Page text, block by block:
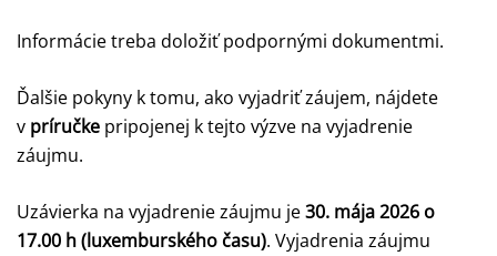
Informácie treba doložiť podpornými dokumentmi.
Ďalšie pokyny k tomu, ako vyjadriť záujem, nájdete
v príručke pripojenej k tejto výzve na vyjadrenie
záujmu.
Uzávierka na vyjadrenie záujmu je30. mája 2026 o
17.00 h (luxemburského času). Vyjadrenia záujmu